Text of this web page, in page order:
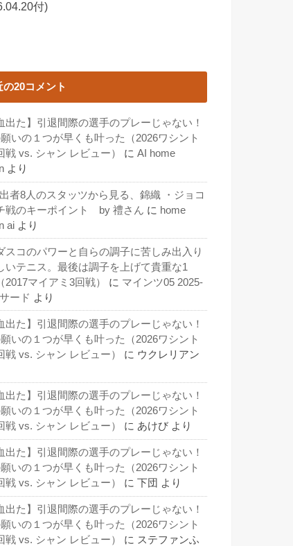
付)
の20コメント
出た】引退間際の選手のプレーじゃない！
いの１つが早くも叶った（2026ワシント
戦 vs. シャン レビュー）
に AI home
より
者8人のスタッツから見る、錦織 ・ジョコ
戦のキーポイント by 禮さん に home
ai より
スコのパワーと自らの調子に苦しみ出入り
いテニス。最後は調子を上げて貴重な1
2017マイアミ3回戦）
に マインツ05 2025-
ード より
出た】引退間際の選手のプレーじゃない！
いの１つが早くも叶った（2026ワシント
戦 vs. シャン レビュー）
に ウクレリアン
出た】引退間際の選手のプレーじゃない！
いの１つが早くも叶った（2026ワシント
戦 vs. シャン レビュー）
に あけび より
出た】引退間際の選手のプレーじゃない！
いの１つが早くも叶った（2026ワシント
戦 vs. シャン レビュー）
に 下団 より
出た】引退間際の選手のプレーじゃない！
いの１つが早くも叶った（2026ワシント
戦 vs. シャン レビュー）
に ステファンふ